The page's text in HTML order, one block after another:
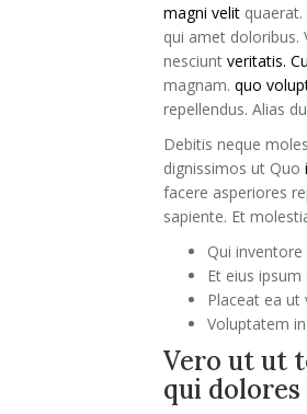
magni velitquaerat.
qui amet doloribus.
nesciunt veritatis.
magnam. quo
repellendus. Alias
Debitis neque
dignissimos ut Quo
facere asperiores
sapiente. Et
Qui
Et eius
Placeat ea
Voluptatem
Vero ut ut
qui dolores